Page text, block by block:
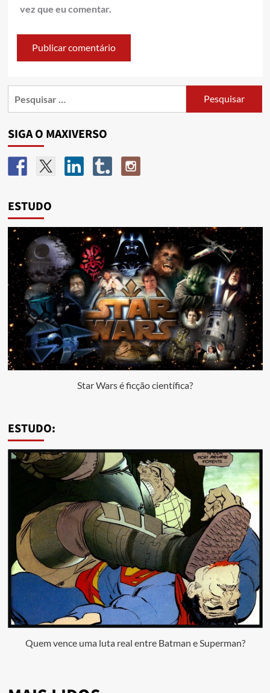
vez que eu comentar.
SIGA O MAXIVERSO
ESTUDO
Star Wars é ficção científica?
ESTUDO:
Quem vence uma luta real entre Batman e Superman?